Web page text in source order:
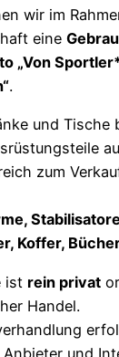
wir im
eine
„Von
.
und Tische
zum
Koffer,
ist rein privat
Handel.
und